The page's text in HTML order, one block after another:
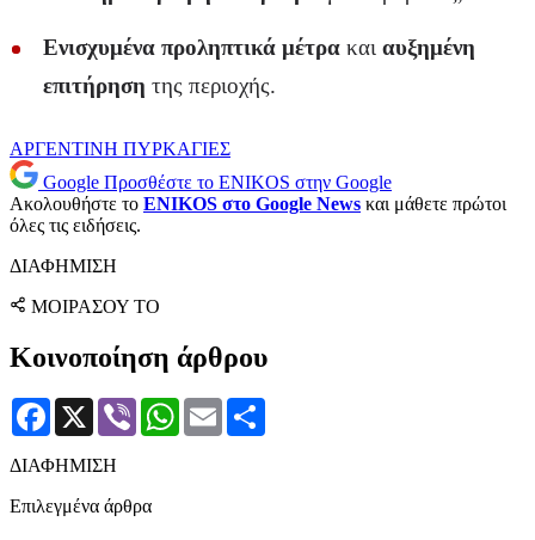
Ενισχυμένα προληπτικά μέτρα και αυξημένη
επιτήρηση της περιοχής.
ΑΡΓΕΝΤΙΝΗ ΠΥΡΚΑΓΙΕΣ
Google Προσθέστε το ENIKOS στην Google
Ακολουθήστε το ENIKOS στο Google News και μάθετε πρώτοι
όλες τις ειδήσεις.
ΔΙΑΦΗΜΙΣΗ
ΜΟΙΡΑΣΟΥ ΤΟ
Κοινοποίηση άρθρου
Facebook
X Viber WhatsApp
Email
ΔΙΑΦΗΜΙΣΗ
Επιλεγμένα άρθρα